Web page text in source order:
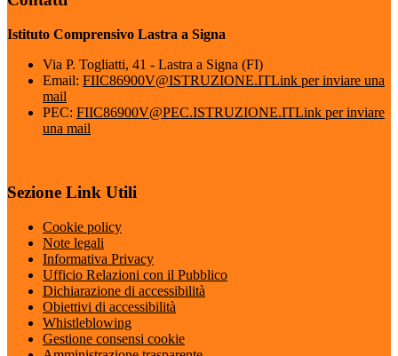
Istituto Comprensivo Lastra a Signa
Via P. Togliatti, 41 - Lastra a Signa (FI)
Email: FIIC86900V@ISTRUZIONE.ITLink per inviare una
mail
PEC: FIIC86900V@PEC.ISTRUZIONE.ITLink per inviare
una mail
Sezione Link Utili
Cookie policy
Note legali
Informativa Privacy
Ufficio Relazioni con il Pubblico
Dichiarazione di accessibilità
Obiettivi di accessibilità
Whistleblowing
Gestione consensi cookie